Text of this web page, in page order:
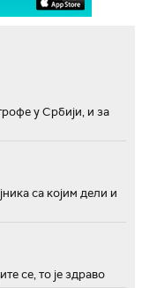
у Србији, и за
са којим дели и
се, то је здраво